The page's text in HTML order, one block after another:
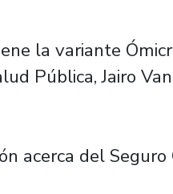
la variante
Pública, Jairo
acerca del Seguro